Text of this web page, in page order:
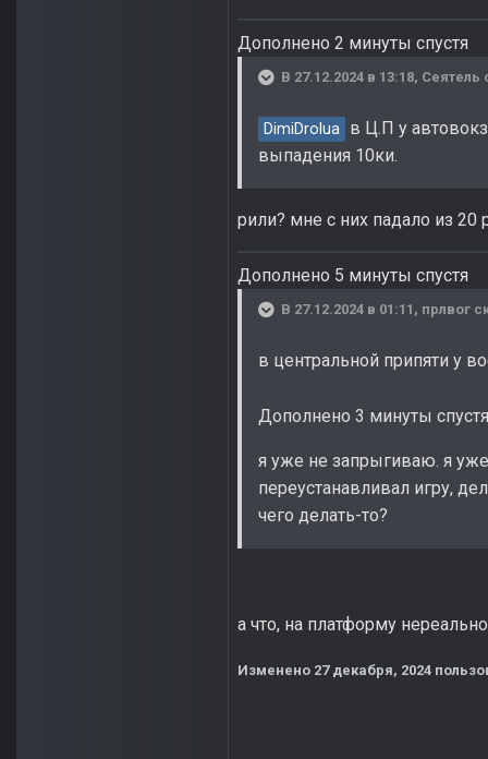
Дополнено 2 минуты спустя
В 27.12.2024 в 13:18, Сеятель
DimiDrolua в Ц.П у
выпадения 10ки.
рили? мне с них падало из 20
Дополнено 5 минуты спустя
В 27.12.2024 в 01:11, прлвог
в центральной припяти у
Дополнено 3 минуты спустя
я уже не запрыгиваю. я
переустанавливал игру,
чего делать-то?
а что, на платформу
Изменено 27 декабря, 2024